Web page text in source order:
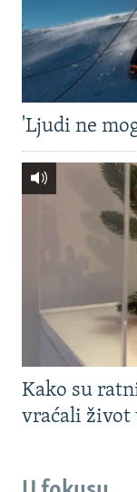
'Ljudi ne
Kako su
vraćali život